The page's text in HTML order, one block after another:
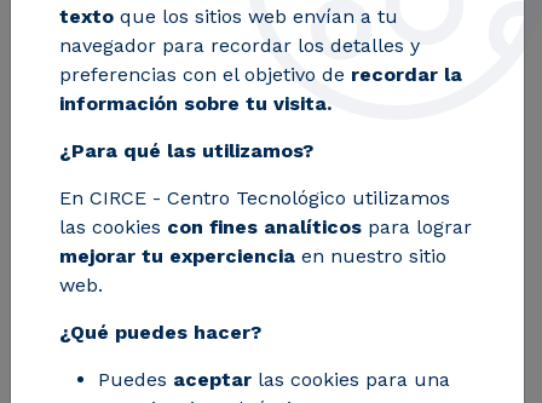
¿Sabes si tu empresa
está obligada a
conformar una
garantía financiera
para asumir los
posibles daños
medioambientales?
texto que los sitios web envían a tu
navegador para recordar los detalles y
preferencias con el objetivo de recordar la
información sobre tu visita.
¿Para qué las utilizamos?
En CIRCE - Centro Tecnológico utilizamos
las cookies con fines analíticos para lograr
mejorar tu experciencia en nuestro sitio
web.
¿Qué puedes hacer?
Puedes aceptar las cookies para una